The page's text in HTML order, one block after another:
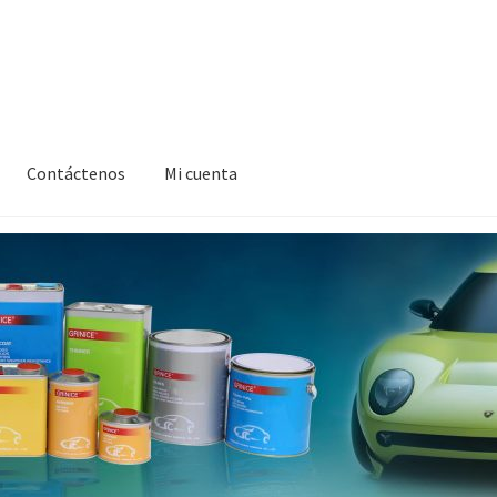
Contáctenos Mi cuenta